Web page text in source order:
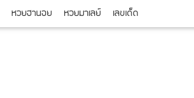
หวยฮานอย หวยมาเลย์ เลขเด็ด